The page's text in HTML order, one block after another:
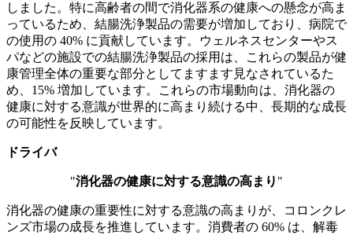
しました。特に高齢者の間で消化器系の健康への懸念が高ま
っているため、結腸洗浄製品の需要が増加しており、病院で
の使用の 40% に貢献しています。ウェルネスセンターやス
パなどの施設での結腸洗浄製品の採用は、これらの製品が健
康管理全体の重要な部分としてますます見なされているた
め、15% 増加しています。これらの市場動向は、消化器の
健康に対する意識が世界的に高まり続ける中、長期的な成長
の可能性を反映しています。
ドライバ
"消化器の健康に対する意識の高まり "
消化器の健康の重要性に対する意識の高まりが、コロンクレ
ンズ市場の成長を推進しています。消費者の 60% は、解毒